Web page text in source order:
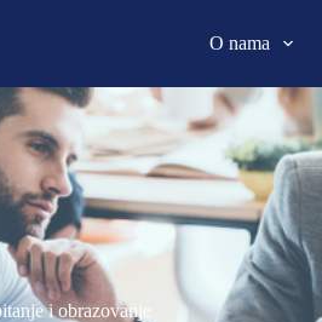
O nama
i obrazovanje